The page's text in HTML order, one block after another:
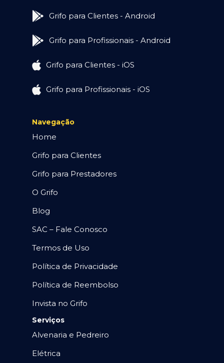
Grifo para Clientes - Android
Grifo para Profissionais - Android
Grifo para Clientes - iOS
Grifo para Profissionais - iOS
Navegação
Home
Grifo para Clientes
Grifo para Prestadores
O Grifo
Blog
SAC – Fale Conosco
Termos de Uso
Política de Privacidade
Política de Reembolso
Invista no Grifo
Serviços
Alvenaria e Pedreiro
Elétrica